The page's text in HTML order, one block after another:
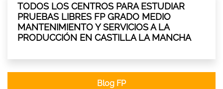
TODOS LOS CENTROS PARA ESTUDIAR
PRUEBAS LIBRES FP GRADO MEDIO
MANTENIMIENTO Y SERVICIOS A LA
PRODUCCIÓN EN CASTILLA LA MANCHA
Blog FP